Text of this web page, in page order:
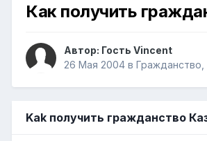
Как получить
Автор: Гость Vincent
26 Мая 2004 в
Kak получить гражданство